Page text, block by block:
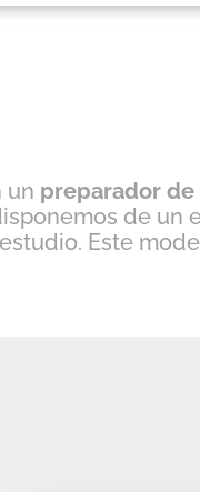
un preparador de
de un
Este